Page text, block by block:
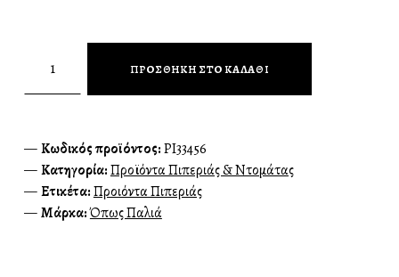
ΠΡΟΣΘΉΚΗ ΣΤΟ ΚΑΛΆΘΙ
Κωδικός προϊόντος:PI33456
Κατηγορία:Προϊόντα Πιπεριάς & Ντομάτας
Ετικέτα:Προιόντα Πιπεριάς
Μάρκα:Όπως Παλιά